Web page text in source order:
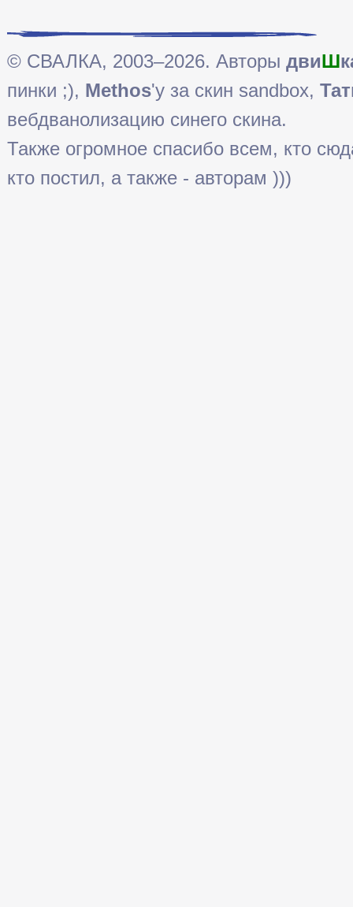
© СВАЛКА, 2003–2026. Авторы двиШ
пинки ;), Methos'у за скин sandbox,
вебдванолизацию синего скина.
Также огромное спасибо всем, кто
кто постил, а также - авторам )))